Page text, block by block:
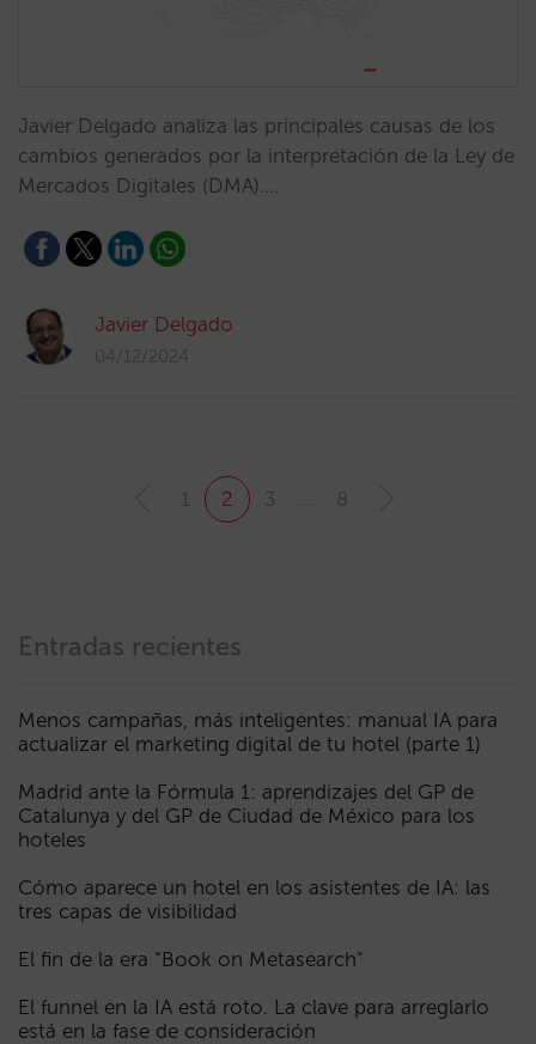
Javier Delgado analiza las principales causas de los
cambios generados por la interpretación de la Ley de
Mercados Digitales (DMA).…
Javier Delgado
04/12/2024
1 2 3 8
Entradas recientes
Menos campañas, más inteligentes: manual IA para
actualizar el marketing digital de tu hotel (parte 1)
Madrid ante la Fórmula 1: aprendizajes del GP de
Catalunya y del GP de Ciudad de México para los
hoteles
Cómo aparece un hotel en los asistentes de IA: las
tres capas de visibilidad
El fin de la era “Book on Metasearch”
El funnel en la IA está roto. La clave para arreglarlo
está en la fase de consideración